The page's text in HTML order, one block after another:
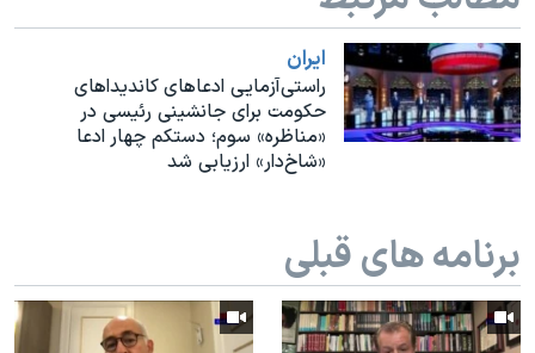
نرگس محمدی برنده جایزه نوبل صلح
همایش محافظه‌کاران آمریکا «سی‌پک»
صفحه‌های ویژه
سفر پرزیدنت ترامپ به چین
ايران
راستی‌آزمایی ادعاهای کاندیداهای
حکومت برای جانشینی رئیسی در
«مناظره» سوم؛ دستکم چهار ادعا
«شاخ‌دار» ارزیابی شد
برنامه های قبلی